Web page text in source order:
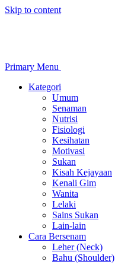
Skip to content
Primary Menu
Kategori
Umum
Senaman
Nutrisi
Fisiologi
Kesihatan
Motivasi
Sukan
Kisah Kejayaan
Kenali Gim
Wanita
Lelaki
Sains Sukan
Lain-lain
Cara Bersenam
Leher (Neck)
Bahu (Shoulder)